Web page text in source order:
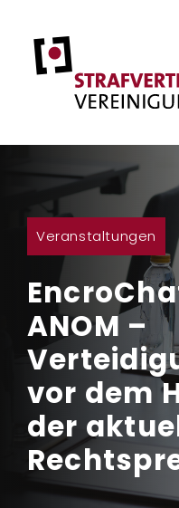
Inhalt
springen
Veranstaltungen
ANOM –
vor dem
der